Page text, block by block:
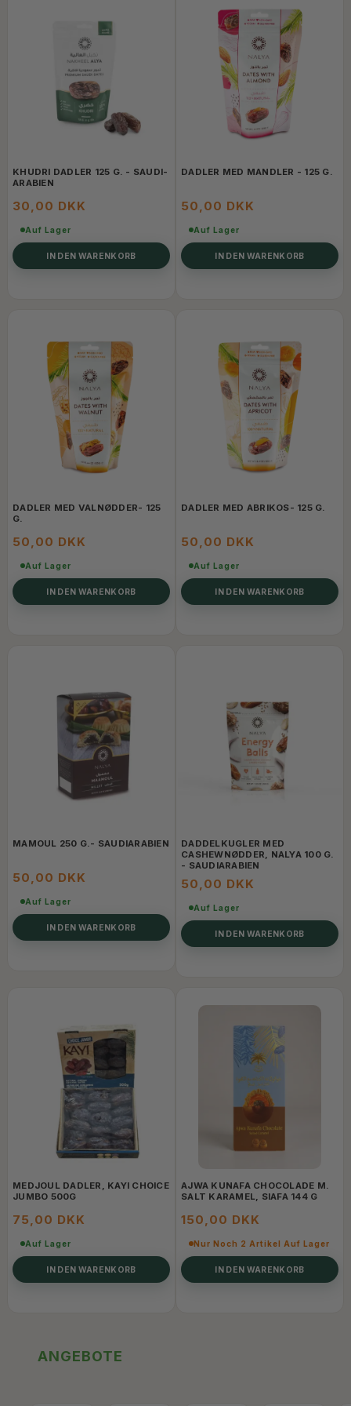
KHUDRI DADLER 125 G. - SAUDI-
ARABIEN
30,00 DKK
Auf Lager
IN DEN WARENKORB
DADLER MED MANDLER - 125 G.
50,00 DKK
Auf Lager
IN DEN WARENKORB
DADLER MED VALNØDDER- 125
G.
50,00 DKK
Auf Lager
IN DEN WARENKORB
DADLER MED ABRIKOS- 125 G.
50,00 DKK
Auf Lager
IN DEN WARENKORB
MAMOUL 250 G.- SAUDIARABIEN
50,00 DKK
Auf Lager
IN DEN WARENKORB
DADDELKUGLER MED
CASHEWNØDDER, NALYA 100 G.
- SAUDIARABIEN
50,00 DKK
Auf Lager
IN DEN WARENKORB
MEDJOUL DADLER, KAYI CHOICE
JUMBO 500G
75,00 DKK
Auf Lager
IN DEN WARENKORB
AJWA KUNAFA CHOCOLADE M.
SALT KARAMEL, SIAFA 144 G
150,00 DKK
Nur Noch 2 Artikel Auf Lager
IN DEN WARENKORB
ANGEBOTE